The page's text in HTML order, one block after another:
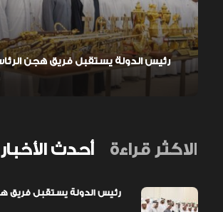
رئيس الدولة يستقبل فريق هجن الرئاسة
أحدث الأخبار الاكثر قراءة